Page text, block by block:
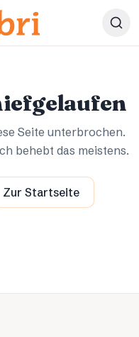
Seite unterbrochen.
behebt das meistens.
Zur Startseite